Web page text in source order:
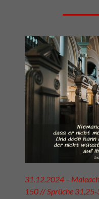
31.12.2024 –
150 // Sprüche 31,25-